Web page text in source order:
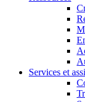
Services et